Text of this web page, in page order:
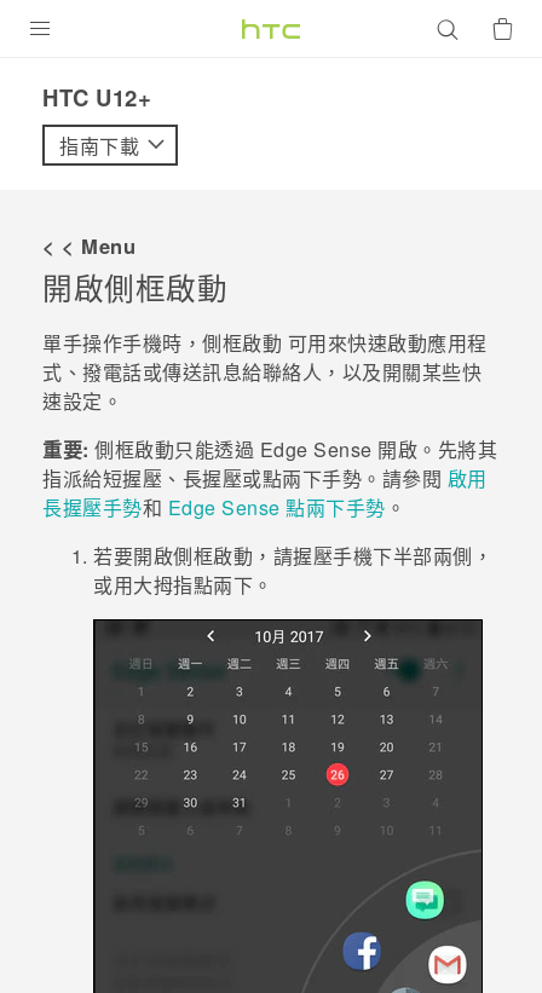
VIVE
優惠專區
校園專案
企業採購
銷售通路
支援服務
HTC U12+‎
指南下載
< < Menu
開啟側框啟動
單手操作手機時， 側框啟動 可用來快速啟動應用程
式、撥電話或傳送訊息給聯絡人，以及開關某些快
速設定。
重要: 側框啟動只能透過 Edge Sense 開啟。先將其
指派給短握壓、長握壓或點兩下手勢。請參閱 啟用
長握壓手勢和 Edge Sense 點兩下手勢 。
若要開啟側框啟動 ，請握壓手機下半部兩側，
或用大拇指點兩下。